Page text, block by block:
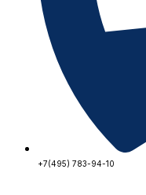
+7(495) 783-94-10